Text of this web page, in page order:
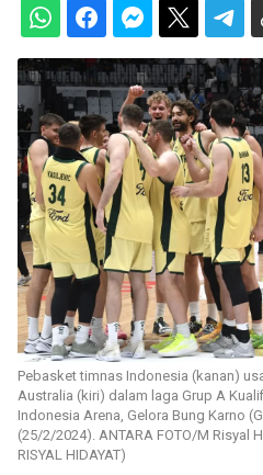
Pebasket timnas Indonesia (kanan)
Australia (kiri) dalam laga Grup A
Indonesia Arena, Gelora Bung Karno
(25/2/2024). ANTARA FOTO/M Risyal
RISYAL HIDAYAT)